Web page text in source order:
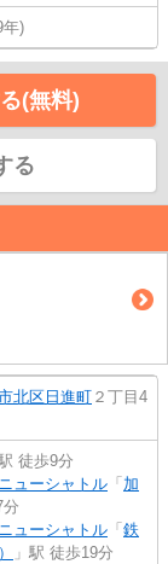
年)
(無料)
る
北区 日進町 ２丁目4
徒歩9分
ューシャトル 「 加
分
ューシャトル 「 鉄
」駅 徒歩19分